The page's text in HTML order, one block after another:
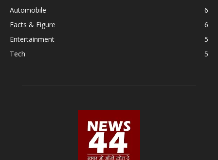
Automobile
6
Facts & Figure
6
Entertainment
5
Tech
5